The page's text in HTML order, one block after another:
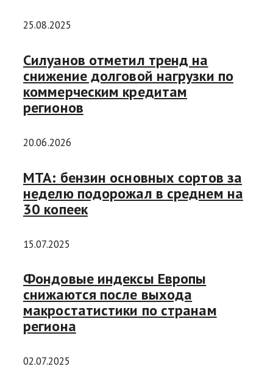
25.08.2025
Силуанов отметил тренд на
снижение долговой нагрузки по
коммерческим кредитам
регионов
20.06.2026
МТА: бензин основных сортов за
неделю подорожал в среднем на
30 копеек
15.07.2025
Фондовые индексы Европы
снижаются после выхода
макростатистики по странам
региона
02.07.2025